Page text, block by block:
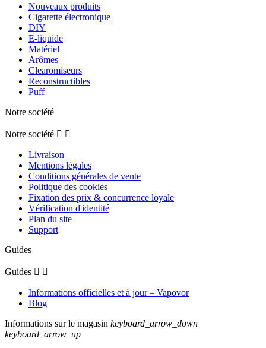
Nouveaux produits
Cigarette électronique
DIY
E-liquide
Matériel
Arômes
Clearomiseurs
Reconstructibles
Puff
Notre société
Notre société  
Livraison
Mentions légales
Conditions générales de vente
Politique des cookies
Fixation des prix & concurrence loyale
Vérification d'identité
Plan du site
Support
Guides
Guides  
Informations officielles et à jour – Vapovor
Blog
Informations sur le magasin keyboard_arrow_down
keyboard_arrow_up